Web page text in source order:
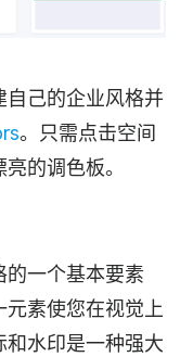
自己的企业风格并
。只需点击空间
的调色板。
一个基本要素
元素使您在视觉上
水印是一种强大